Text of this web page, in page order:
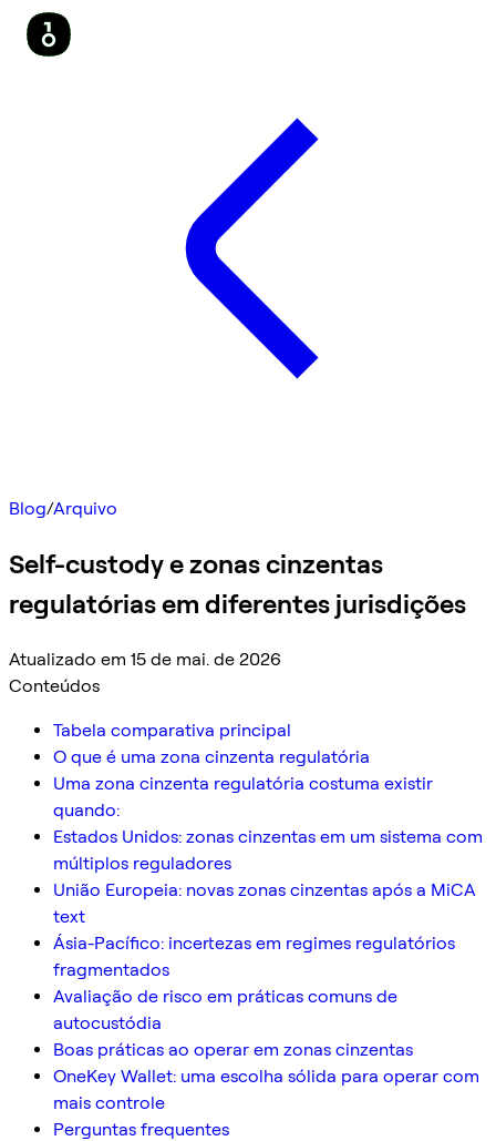
Blog/Arquivo
Self-custody e zonas cinzentas
regulatórias em diferentes jurisdições
Atualizado em 15 de mai. de 2026
Conteúdos
Tabela comparativa principal
O que é uma zona cinzenta regulatória
Uma zona cinzenta regulatória costuma existir
quando:
Estados Unidos: zonas cinzentas em um sistema com
múltiplos reguladores
União Europeia: novas zonas cinzentas após a MiCA
text
Ásia-Pacífico: incertezas em regimes regulatórios
fragmentados
Avaliação de risco em práticas comuns de
autocustódia
Boas práticas ao operar em zonas cinzentas
OneKey Wallet: uma escolha sólida para operar com
mais controle
Perguntas frequentes